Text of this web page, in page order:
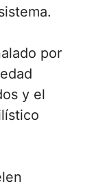
por
y el